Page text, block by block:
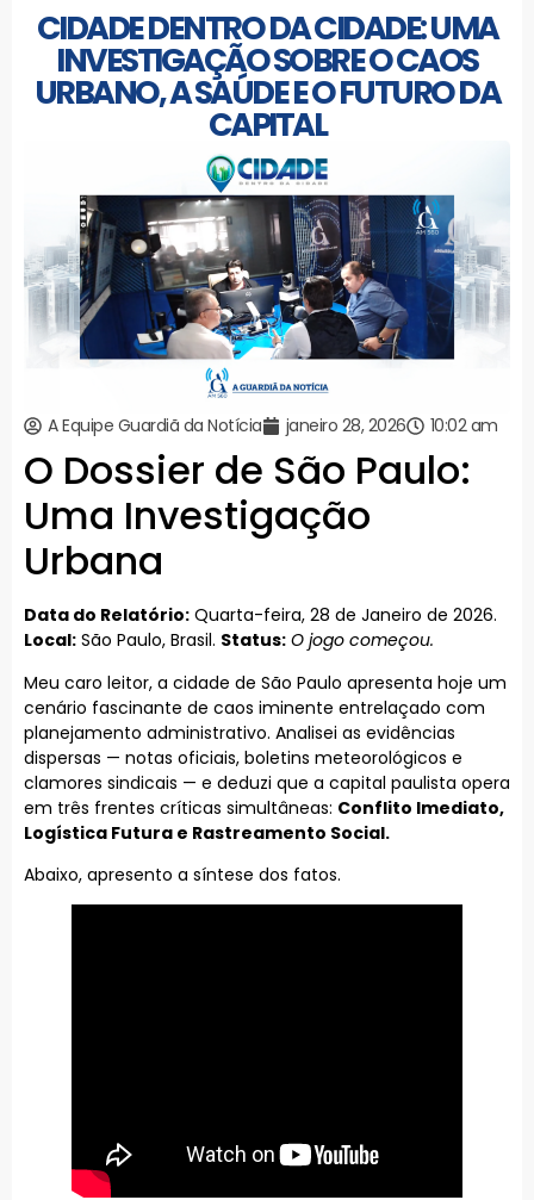
CIDADE DENTRO DA CIDADE: UMA
INVESTIGAÇÃO SOBRE O CAOS
URBANO, A SAÚDE E O FUTURO DA
CAPITAL
A Equipe Guardiã da Notícia janeiro 28, 2026 10:02 am
O Dossier de São Paulo:
Uma Investigação
Urbana
Data do Relatório: Quarta-feira, 28 de Janeiro de 2026.
Local: São Paulo, Brasil. Status: O jogo começou.
Meu caro leitor, a cidade de São Paulo apresenta hoje um
cenário fascinante de caos iminente entrelaçado com
planejamento administrativo. Analisei as evidências
dispersas — notas oficiais, boletins meteorológicos e
clamores sindicais — e deduzi que a capital paulista opera
em três frentes críticas simultâneas: Conflito Imediato,
Logística Futura e Rastreamento Social.
Abaixo, apresento a síntese dos fatos.